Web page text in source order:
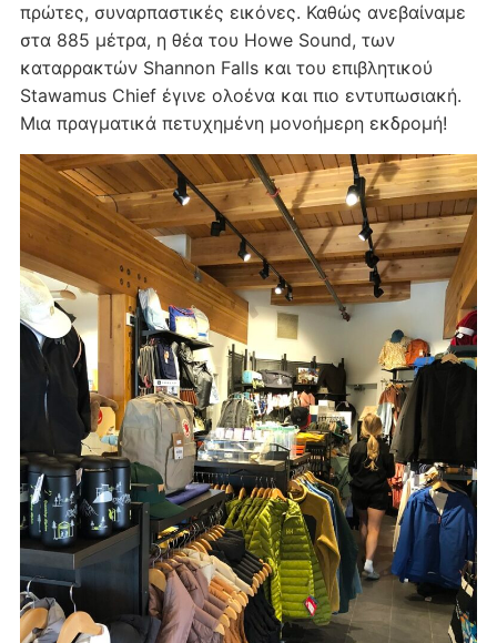
πρώτες, συναρπαστικές εικόνες. Καθώς ανεβαίναμε
στα 885 μέτρα, η θέα του Howe Sound, των
καταρρακτών Shannon Falls και του επιβλητικού
Stawamus Chief έγινε ολοένα και πιο εντυπωσιακή.
Μια πραγματικά πετυχημένη μονοήμερη εκδρομή!